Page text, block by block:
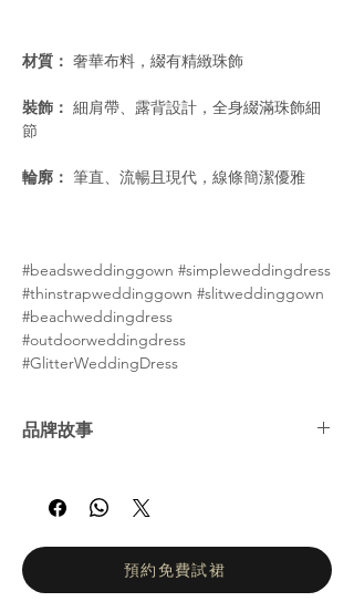
材質： 奢華布料，綴有精緻珠飾
裝飾： 細肩帶、露背設計，全身綴滿珠飾細
節
輪廓： 筆直、流暢且現代，線條簡潔優雅
#beadsweddinggown #simpleweddingdress
#thinstrapweddinggown #slitweddinggown
#beachweddingdress
#outdoorweddingdress
#GlitterWeddingDress
品牌故事
俄羅斯婚紗女王。自2002年以來，娜塔莉亞羅
曼諾娃的工作室一直致力於打造輕盈飄逸、凸
禮當天專注於拍攝婚紗照和享受眾人的讚美目
光，而不是忙於換裝。
預約免費試裙